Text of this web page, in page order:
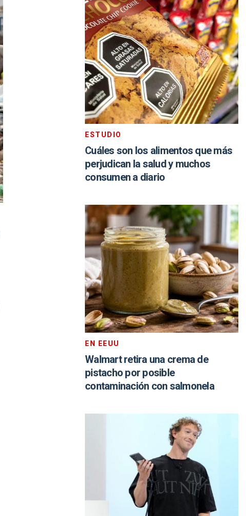
ESTUDIO
Cuáles son los alimentos que más
perjudican la salud y muchos
consumen a diario
EN EEUU
Walmart retira una crema de
pistacho por posible
contaminación con salmonela